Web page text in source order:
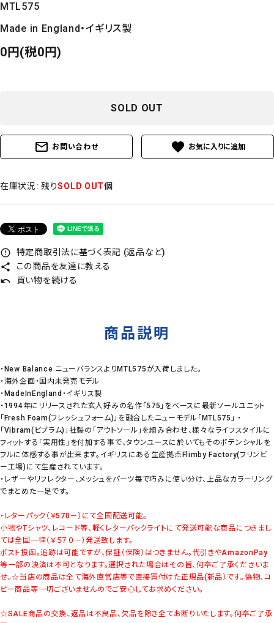
MTL575
Made in England・イギリス製
0円(税0円)
SOLD OUT
mail_outline お問い合わせ favorite
在庫状況: 残りSOLD OUT個
error_outline 特定商取引法に基づく表記 (返品など)
share この商品を友達に教える
undo 買い物を続ける
商品説明
・New Balance ニューバランスよりMTL575が入荷しました。
・海外企画・国内未発売モデル
・MadeInEngland・イギリス製
・1994年にリリースされた玄人好みの名作「575」をベースに最新ソールユニット
「Fresh Foam(フレッシュフォーム)」を融合したニューモデル「MTL575」 ・
「Vibram(ビブラム)」社製の「アウトソール」を組み合わせ、様々なライフスタイルに
フィットする「実用性」を付加する事で、タウンユースに於いてもそのポテンシャルを
フルに体感する事が出来ます。イギリスにある生産拠点Flimby Factory(フリンビ
ー工場)にて生産されています。
・レザーやリフレクター、メッシュをパーツ毎で巧みに使い分け、上品なカラーリング
でまとめた一足です。
・レターパック（￥570－）にて全国配送可能。
小物やTシャツ、レコード等、軽くレターパックライトにて発送可能な商品につきまし
ては全国一律（￥５７０－）発送致します。
ポスト投函。追跡は可能ですが、保証（保険）はつきません。代引きやAmazonPay
等一部の決済は不可となります。選択された場合はその旨、何卒ご了承くださいま
せ。☆当店の商品は全て海外直営店等で直接買付けた正規品(新品）です。偽物、コ
ピー商品等一切ございませんのでご安心してお求めください。
☆SALE商品の交換、返品は不良品、欠品を除き全てお断りいたします。何卒ご了承